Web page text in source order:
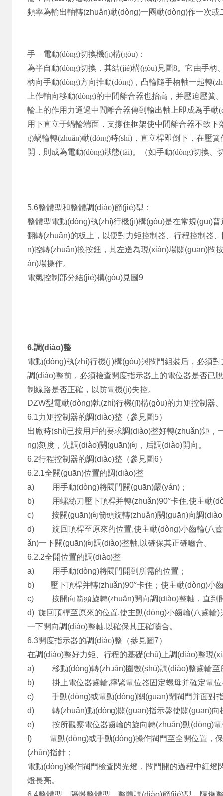
頻率為輸出軸轉(zhuǎn)動(dòng)一圈動(dòng)作一次或
手—電動(dòng)切換機(jī)構(gòu)：
為半自動(dòng)切換，其結(jié)構(gòu)見圖8。它由手柄
柄向手動(dòng)方向推動(dòng)，凸輪隨手柄軸一起轉
上作軸向移動(dòng)的中間離合器也抬高，并壓迫壓簧
輪上的作用力通過中間離合器傳到輸出軸上即成為手動
用下直立于蝸輪端面，支撐住框架使中間離合器不致下落
g)蝸輪轉(zhuǎn)動(dòng)時(shí)，直立桿即倒下，在壓
開，則成為電動(dòng)狀態(tài)。（如手動(dòng)切換
5.6整體型和整體調(diào)節(jié)型：
整體型電動(dòng)執(zhí)行機(jī)構(gòu)是在常規(guī)普
翻轉(zhuǎn)的板上，以便對力矩控制器、行程控制
n)控轉(zhuǎn)換按鈕，其左邊為現(xiàn)場關(guān)閥按
àn)場操作。
電氣控制部分結(jié)構(gòu)見圖9
6.調(diào)整
電動(dòng)執(zhí)行機(jī)構(gòu)與閥門組裝后，必須對
調(diào)整前，必須檢查開度指示器上的電位器是否已脫開
制線路是否正確，以防電機(jī)失控。
DZW型電動(dòng)執(zhí)行機(jī)構(gòu)的力矩控制器
6.1力矩控制器的調(diào)整（參見圖5）
出廠時(shí)已按用戶的要求調(diào)整好轉(zhuǎn)矩，一
ng)刻度，先調(diào)關(guān)向，后調(diào)開向。
6.2行程控制器的調(diào)整（參見圖6）
6.2.1全關(guān)位置的調(diào)整
a) 用手動(dòng)將閥門關(guān)嚴(yán)；
b) 用螺絲刀壓下頂桿并轉(zhuǎn)90°卡住,使主動
c) 按關(guān)向箭頭旋轉(zhuǎn)關(guān)向調(diào)整軸
d) 旋回頂桿至原來的位置,使主動(dòng)小齒輪(八齒
ǎn)一下關(guān)向調(diào)整軸,以確保其正確嚙合。
6.2.2全開位置的調(diào)整
a) 用手動(dòng)將閥門開到所需的位置；
b) 壓下頂桿并轉(zhuǎn)90°卡住；使主動(dòng)
c) 按開向箭頭旋轉(zhuǎn)開向調(diào)整軸，直到
d) 旋回頂桿至原來的位置,使主動(dòng)小齒輪(八齒輪
一下開向調(diào)整軸,以確保其正確嚙合。
6.3開度指示器的調(diào)整（參見圖7）
在調(diào)整好力矩、行程的基礎(chǔ)上調(diào)整
a) 移動(dòng)轉(zhuǎn)圈數(shù)調(diào)整齒輪至所需
b) 掛上電位器齒輪,擰緊電位器固定螺母并確定電位器
c) 手動(dòng)或電動(dòng)關(guān)閉閥門并面對指
d) 轉(zhuǎn)動(dòng)關(guān)指示盤使關(guān)向標
e) 按所觀察電位器齒輪的旋向轉(zhuǎn)動(dòng)電
f) 電動(dòng)或手動(dòng)操作閥門至全開位置，保
(zhǔn)指針；
電動(dòng)操作閥門檢查閃光燈，閥門開的過程中紅
燈長亮。
6.4整體型、隔爆整體型、整體調(diào)節(jié)型、